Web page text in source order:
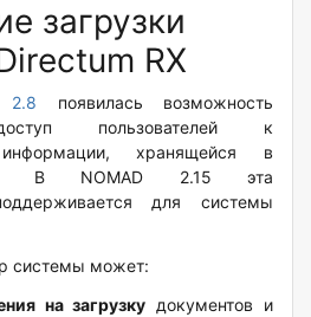
загрузки
RX
2.8 появилась возможность
пользователей к
информации, хранящейся в
В NOMAD 2.15 эта
для системы
системы может:
на загрузку документов и